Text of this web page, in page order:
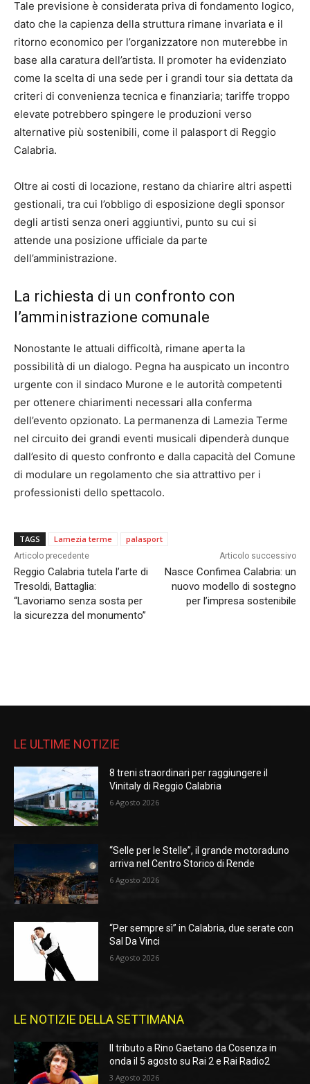
Tale previsione è considerata priva di fondamento logico,
dato che la capienza della struttura rimane invariata e il
ritorno economico per l’organizzatore non muterebbe in
base alla caratura dell’artista. Il promoter ha evidenziato
come la scelta di una sede per i grandi tour sia dettata da
criteri di convenienza tecnica e finanziaria; tariffe troppo
elevate potrebbero spingere le produzioni verso
alternative più sostenibili, come il palasport di Reggio
Calabria.
Oltre ai costi di locazione, restano da chiarire altri aspetti
gestionali, tra cui l’obbligo di esposizione degli sponsor
degli artisti senza oneri aggiuntivi, punto su cui si
attende una posizione ufficiale da parte
dell’amministrazione.
La richiesta di un confronto con
l’amministrazione comunale
Nonostante le attuali difficoltà, rimane aperta la
possibilità di un dialogo. Pegna ha auspicato un incontro
urgente con il sindaco Murone e le autorità competenti
per ottenere chiarimenti necessari alla conferma
dell’evento opzionato. La permanenza di Lamezia Terme
nel circuito dei grandi eventi musicali dipenderà dunque
dall’esito di questo confronto e dalla capacità del Comune
di modulare un regolamento che sia attrattivo per i
professionisti dello spettacolo.
TAGS Lamezia terme palasport
Articolo precedente
Reggio Calabria tutela l’arte di
Tresoldi, Battaglia:
“Lavoriamo senza sosta per
la sicurezza del monumento”
Articolo successivo
Nasce Confimea Calabria: un
nuovo modello di sostegno
per l’impresa sostenibile
LE ULTIME NOTIZIE
8 treni straordinari per raggiungere il
Vinitaly di Reggio Calabria
6 Agosto 2026
“Selle per le Stelle”, il grande motoraduno
arriva nel Centro Storico di Rende
6 Agosto 2026
“Per sempre sì” in Calabria, due serate con
Sal Da Vinci
6 Agosto 2026
LE NOTIZIE DELLA SETTIMANA
Il tributo a Rino Gaetano da Cosenza in
onda il 5 agosto su Rai 2 e Rai Radio2
3 Agosto 2026